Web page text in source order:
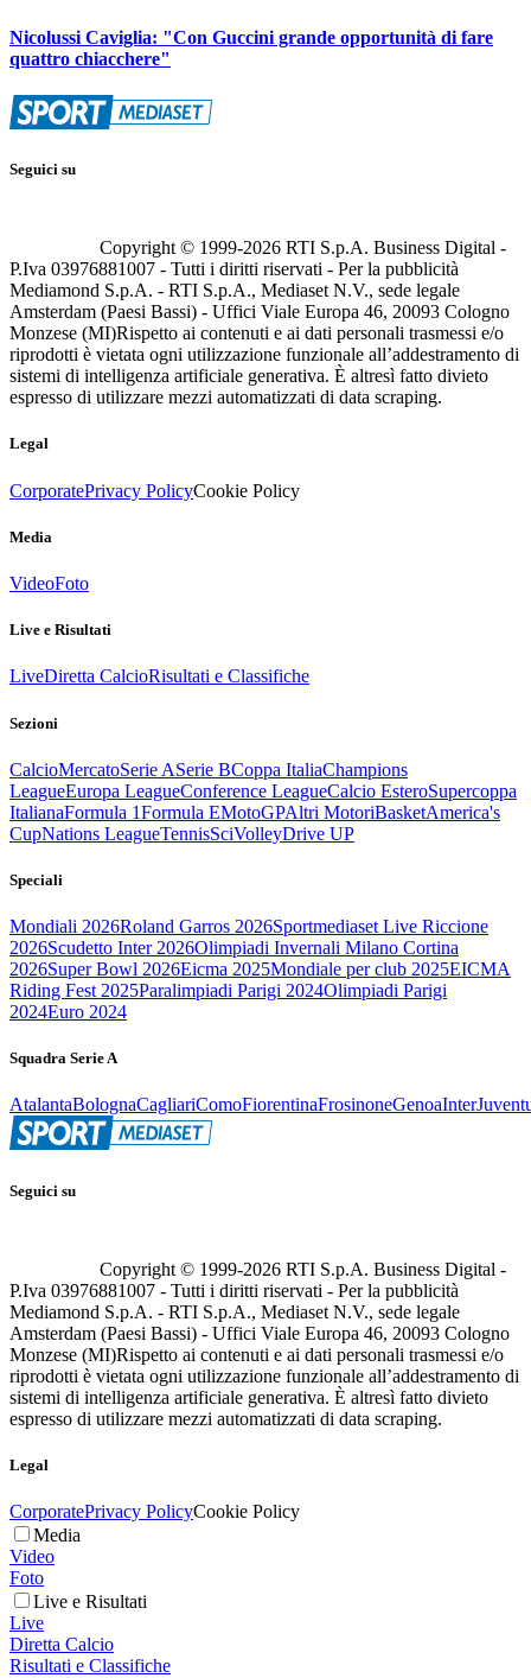
Nicolussi Caviglia: "Con Guccini grande opportunità di fare
quattro chiacchere"
Seguici su
Copyright © 1999-2026 RTI S.p.A. Business Digital -
P.Iva 03976881007 - Tutti i diritti riservati - Per la pubblicità
Mediamond S.p.A. - RTI S.p.A., Mediaset N.V., sede legale
Amsterdam (Paesi Bassi) - Uffici Viale Europa 46, 20093 Cologno
Monzese (MI)Rispetto ai contenuti e ai dati personali trasmessi e/o
riprodotti è vietata ogni utilizzazione funzionale all’addestramento di
sistemi di intelligenza artificiale generativa. È altresì fatto divieto
espresso di utilizzare mezzi automatizzati di data scraping.
Legal
CorporatePrivacy PolicyCookie Policy
Media
VideoFoto
Live e Risultati
LiveDiretta CalcioRisultati e Classifiche
Sezioni
CalcioMercatoSerie ASerie BCoppa ItaliaChampions
LeagueEuropa LeagueConference LeagueCalcio EsteroSupercoppa
ItalianaFormula 1Formula EMotoGPAltri MotoriBasketAmerica's
CupNations LeagueTennisSciVolleyDrive UP
Speciali
Mondiali 2026Roland Garros 2026Sportmediaset Live Riccione
2026Scudetto Inter 2026Olimpiadi Invernali Milano Cortina
2026Super Bowl 2026Eicma 2025Mondiale per club 2025EICMA
Riding Fest 2025Paralimpiadi Parigi 2024Olimpiadi Parigi
2024Euro 2024
Squadra Serie A
AtalantaBolognaCagliariComoFiorentinaFrosinoneGenoaInter
Seguici su
Copyright © 1999-2026 RTI S.p.A. Business Digital -
P.Iva 03976881007 - Tutti i diritti riservati - Per la pubblicità
Mediamond S.p.A. - RTI S.p.A., Mediaset N.V., sede legale
Amsterdam (Paesi Bassi) - Uffici Viale Europa 46, 20093 Cologno
Monzese (MI)Rispetto ai contenuti e ai dati personali trasmessi e/o
riprodotti è vietata ogni utilizzazione funzionale all’addestramento di
sistemi di intelligenza artificiale generativa. È altresì fatto divieto
espresso di utilizzare mezzi automatizzati di data scraping.
Legal
CorporatePrivacy PolicyCookie Policy
Media
Video
Foto
Live e Risultati
Live
Diretta Calcio
Risultati e Classifiche